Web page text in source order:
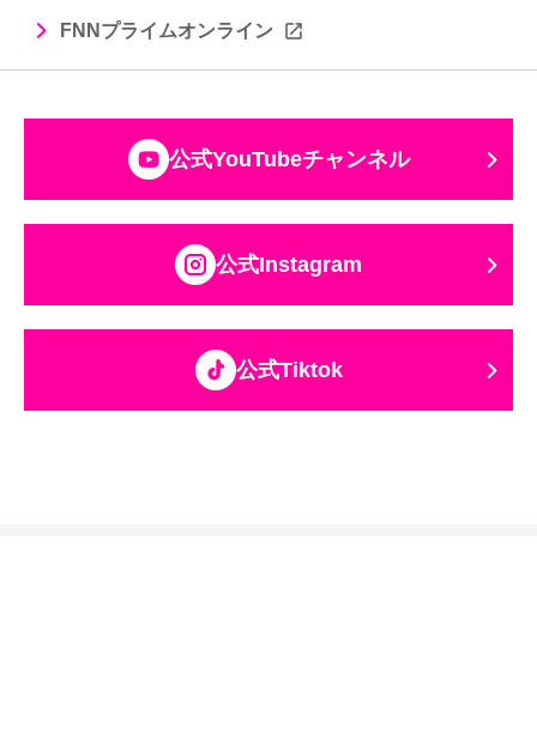
FNNプライムオンライン
公式YouTubeチャンネル
公式Instagram
公式Tiktok